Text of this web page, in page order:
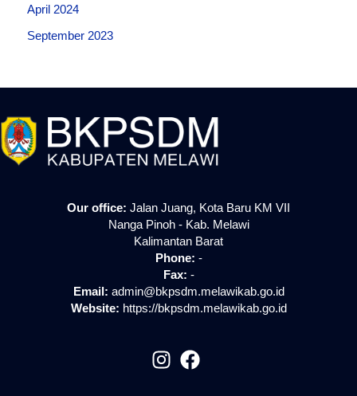
April 2024
September 2023
Our office: Jalan Juang, Kota Baru KM VII
Nanga Pinoh - Kab. Melawi
Kalimantan Barat
Phone: -
Fax: -
Email: admin@bkpsdm.melawikab.go.id
Website: https://bkpsdm.melawikab.go.id